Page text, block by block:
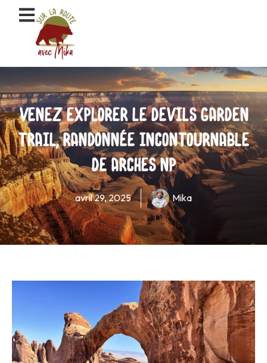
Venez explorer le Devils Garden
Trail, randonnée incontournable
de Arches NP
avril 29, 2025 Mika